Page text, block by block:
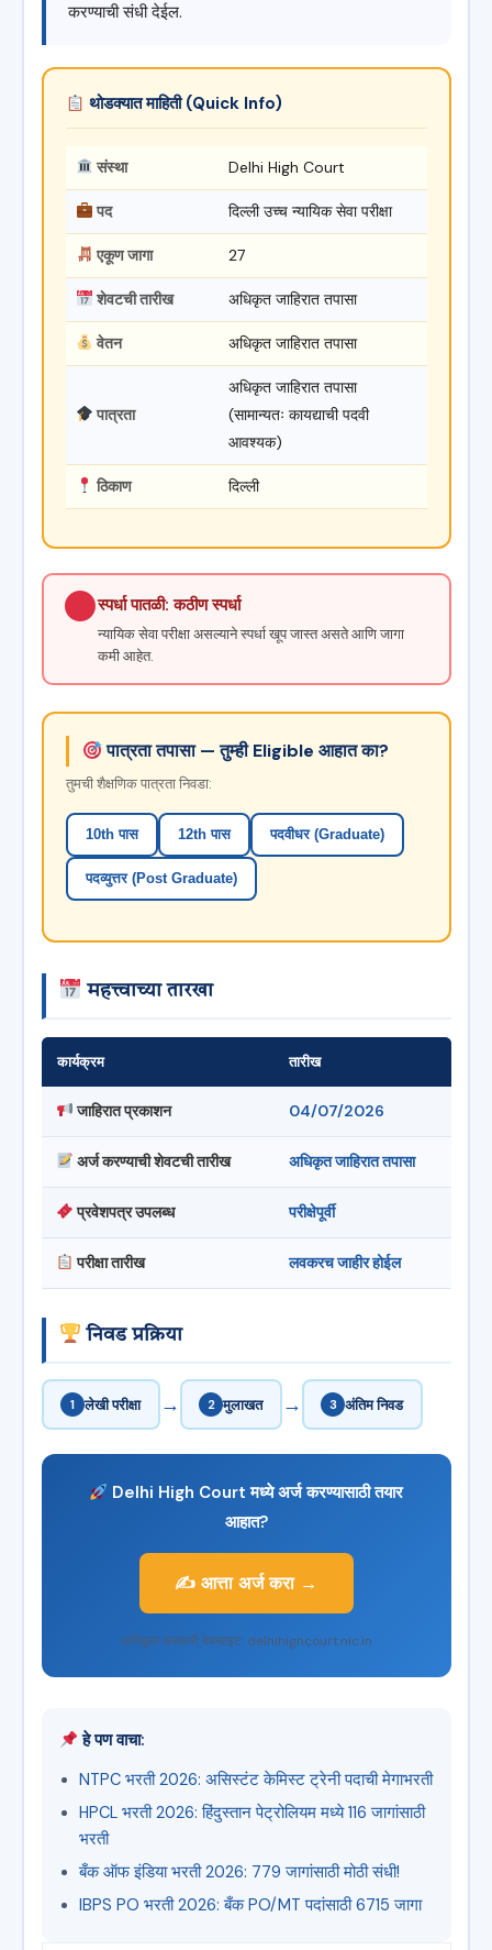
करण्याची संधी देईल.
थोडक्यात माहिती (Quick Info)
संस्था Delhi High Court
पद दिल्ली उच्च न्यायिक सेवा परीक्षा
एकूण जागा 27
शेवटची तारीख अधिकृत जाहिरात तपासा
वेतन अधिकृत जाहिरात तपासा
पात्रता
अधिकृत जाहिरात तपासा
(सामान्यतः कायद्याची पदवी
आवश्यक)
ठिकाण दिल्ली
स्पर्धा पातळी: कठीण स्पर्धा
न्यायिक सेवा परीक्षा असल्याने स्पर्धा खूप जास्त असते आणि जागा
कमी आहेत.
पात्रता तपासा — तुम्ही Eligible आहात का?
तुमची शैक्षणिक पात्रता निवडा:
10th पास 12th पास पदवीधर (Graduate)
पदव्युत्तर (Post Graduate)
महत्त्वाच्या तारखा
कार्यक्रम तारीख
जाहिरात प्रकाशन 04/07/2026
अर्ज करण्याची शेवटची तारीख अधिकृत जाहिरात तपासा
प्रवेशपत्र उपलब्ध परीक्षेपूर्वी
परीक्षा तारीख लवकरच जाहीर होईल
निवड प्रक्रिया
1 लेखी परीक्षा → 2 मुलाखत → 3 अंतिम निवड
Delhi High Court मध्ये अर्ज करण्यासाठी तयार
आहात?
✍️ आत्ता अर्ज करा →
अधिकृत सरकारी वेबसाइट: delhihighcourt.nic.in
हे पण वाचा:
NTPC भरती 2026: असिस्टंट केमिस्ट ट्रेनी पदाची मेगाभरती
HPCL भरती 2026: हिंदुस्तान पेट्रोलियम मध्ये 116 जागांसाठी
भरती
बँक ऑफ इंडिया भरती 2026: 779 जागांसाठी मोठी संधी!
IBPS PO भरती 2026: बँक PO/MT पदांसाठी 6715 जागा